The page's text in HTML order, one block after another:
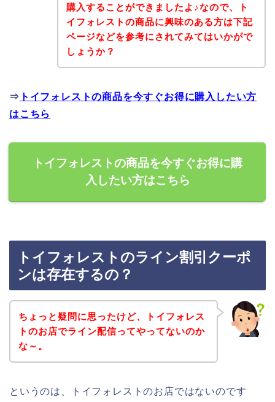
購入することができましたよ♪なので、ト
イフォレストの商品に興味のある方は下記
ページなどを参考にされてみてはいかがで
しょうか？
⇒ トイフォレストの商品を今すぐお得に購入したい方
はこちら
トイフォレストの商品を今すぐお得に購
入したい方はこちら
トイフォレストのライン割引クーポ
ンは存在するの？
ちょっと疑問に思ったけど、トイフォレス
トのお店でライン配信ってやってないのか
な～。
というのは、トイフォレストのお店ではないのです